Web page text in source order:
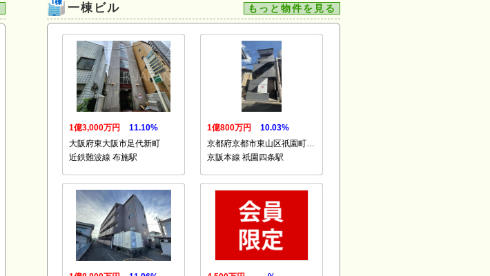
一棟ビル もっと物件を見る
1億3,000万円
11.10%
大阪府東大阪市足代新町
近鉄難波線 布施駅
1億800万円
10.03%
京都府京都市東山区祇園町…
京阪本線 祇園四条駅